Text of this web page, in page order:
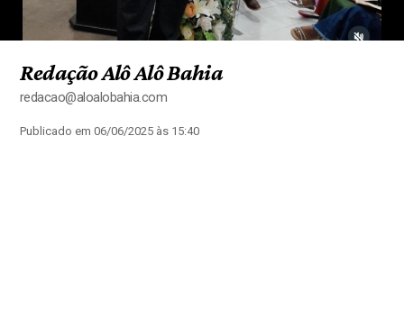
Redação Alô Alô Bahia
redacao@aloalobahia.com
Publicado em 06/06/2025 às 15:40